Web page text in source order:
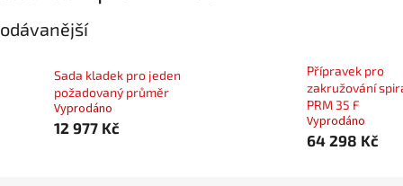
Sada kladek pro jeden
požadovaný průměr
Vyprodáno
12 977 Kč
Přípravek pro
zakružování
PRM 35 F
Vyprodáno
64 298 Kč